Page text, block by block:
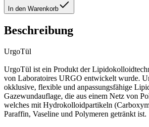
In den Warenkorb
Beschreibung
UrgoTül
UrgoTül ist ein Produkt der
von Laboratoires URGO entwickelt wurde.
okklusive, flexible und anpassungsfähige
Gazewundauflage, die aus einem Netz von
welches mit Hydrokolloidpartikeln
Paraffin, Vaseline und Polymeren getränkt ist.